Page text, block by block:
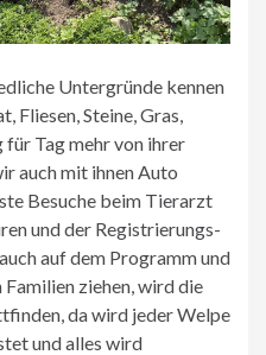
Untergründe kennen
Fliesen, Steine, Gras,
für Tag mehr von ihrer
auch mit ihnen Auto
Besuche beim Tierarzt
und der Registrierungs-
auf dem Programm und
ziehen, wird die
da wird jeder Welpe
und alles wird